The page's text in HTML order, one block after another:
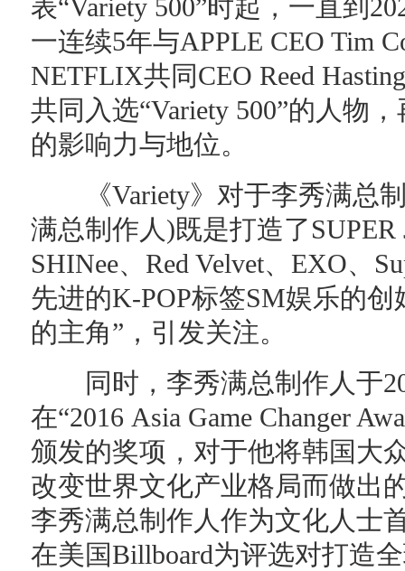
表“Variety 500”时起，一直到
一连续5年与APPLE CEO Tim
NETFLIX共同CEO Reed
共同入选“Variety 500”的人物
的影响力与地位。
《Variety》对于李秀满总制
满总制作人)既是打造了
SHINee、Red Velvet、EXO、
先进的K-POP标签SM娱乐的
的主角”，引发关注。
同时，李秀满总制作人于
在“2016 Asia Game Changer
颁发的奖项，对于他将韩国大
改变世界文化产业格局而做出
李秀满总制作人作为文化人士
在美国Billboard为评选对打造